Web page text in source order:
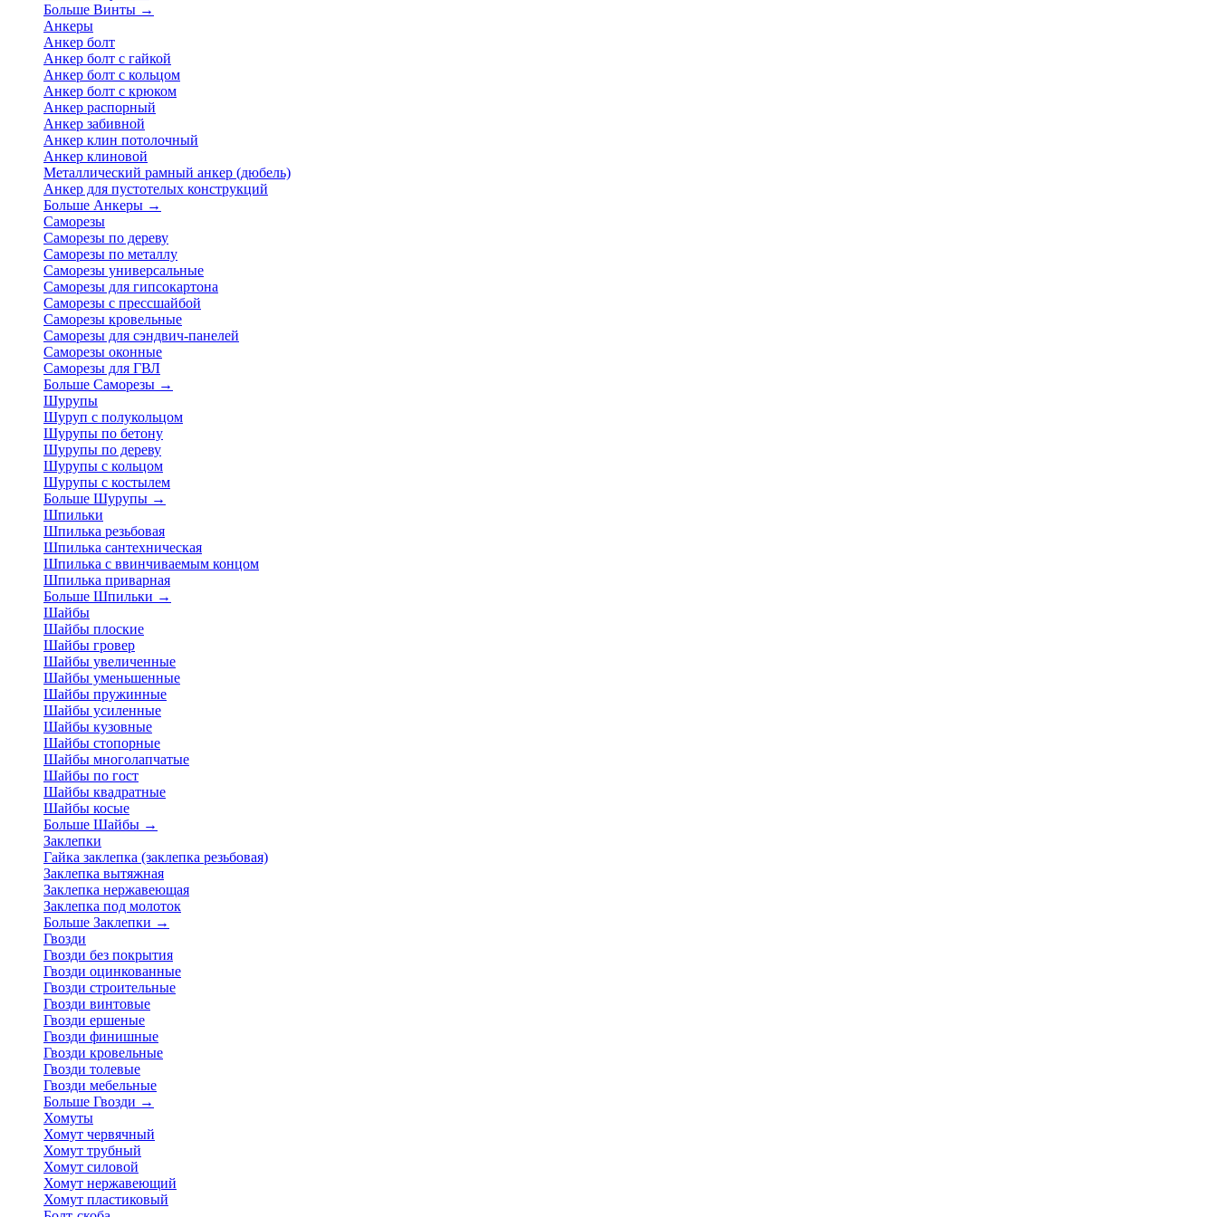
Больше Винты →
Анкеры
Анкер болт
Анкер болт с гайкой
Анкер болт с кольцом
Анкер болт с крюком
Анкер распорный
Анкер забивной
Анкер клин потолочный
Анкер клиновой
Металлический рамный анкер (дюбель)
Анкер для пустотелых конструкций
Больше Анкеры →
Саморезы
Саморезы по дереву
Саморезы по металлу
Саморезы универсальные
Саморезы для гипсокартона
Саморезы с прессшайбой
Саморезы кровельные
Саморезы для сэндвич-панелей
Саморезы оконные
Саморезы для ГВЛ
Больше Саморезы →
Шурупы
Шуруп с полукольцом
Шурупы по бетону
Шурупы по дереву
Шурупы с кольцом
Шурупы с костылем
Больше Шурупы →
Шпильки
Шпилька резьбовая
Шпилька сантехническая
Шпилька с ввинчиваемым концом
Шпилька приварная
Больше Шпильки →
Шайбы
Шайбы плоские
Шайбы гровер
Шайбы увеличенные
Шайбы уменьшенные
Шайбы пружинные
Шайбы усиленные
Шайбы кузовные
Шайбы стопорные
Шайбы многолапчатые
Шайбы по гост
Шайбы квадратные
Шайбы косые
Больше Шайбы →
Заклепки
Гайка заклепка (заклепка резьбовая)
Заклепка вытяжная
Заклепка нержавеющая
Заклепка под молоток
Больше Заклепки →
Гвозди
Гвозди без покрытия
Гвозди оцинкованные
Гвозди строительные
Гвозди винтовые
Гвозди ершеные
Гвозди финишные
Гвозди кровельные
Гвозди толевые
Гвозди мебельные
Больше Гвозди →
Хомуты
Хомут червячный
Хомут трубный
Хомут силовой
Хомут нержавеющий
Хомут пластиковый